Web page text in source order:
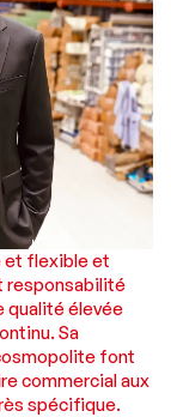
et flexible et
responsabilité
qualité élevée
Sa
font
commercial aux
spécifique.